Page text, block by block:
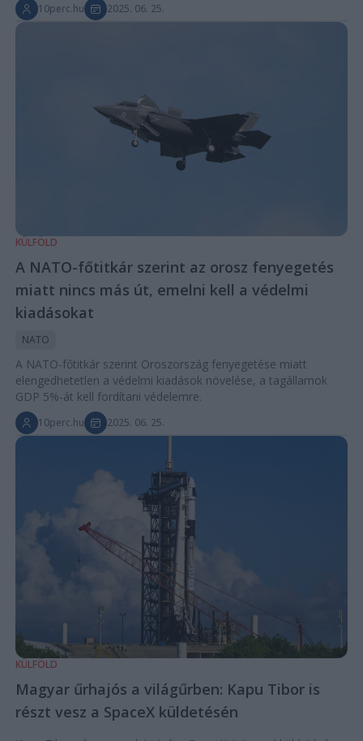
10perc.hu 2025. 06. 25.
KÜLFÖLD
A NATO-főtitkár szerint az orosz fenyegetés
miatt nincs más út, emelni kell a védelmi
kiadásokat
NATO
A NATO-főtitkár szerint Oroszország fenyegetése miatt
elengedhetetlen a védelmi kiadások növelése, a tagállamok
GDP 5%-át kell fordítani védelemre.
10perc.hu 2025. 06. 25.
KÜLFÖLD
Magyar űrhajós a világűrben: Kapu Tibor is
részt vesz a SpaceX küldetésén